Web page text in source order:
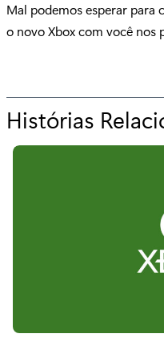
Mal podemos esperar para
o novo Xbox com você nos
Histórias